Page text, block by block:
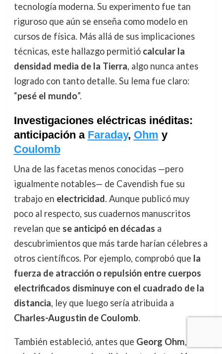
tecnología moderna. Su experimento fue tan
riguroso que aún se enseña como modelo en
cursos de física. Más allá de sus implicaciones
técnicas, este hallazgo permitió calcular la
densidad media de la Tierra, algo nunca antes
logrado con tanto detalle. Su lema fue claro:
“pesé el mundo”.
Investigaciones eléctricas inéditas:
anticipación a Faraday, Ohm y
Coulomb
Una de las facetas menos conocidas —pero
igualmente notables— de Cavendish fue su
trabajo en electricidad. Aunque publicó muy
poco al respecto, sus cuadernos manuscritos
revelan que se anticipó en décadas a
descubrimientos que más tarde harían célebres a
otros científicos. Por ejemplo, comprobó que la
fuerza de atracción o repulsión entre cuerpos
electrificados disminuye con el cuadrado de la
distancia, ley que luego sería atribuida a
Charles-Augustin de Coulomb.
También estableció, antes que Georg Ohm, la